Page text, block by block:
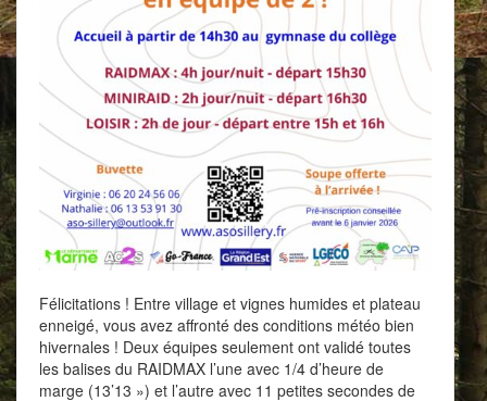
Félicitations ! Entre village et vignes humides et plateau
enneigé, vous avez affronté des conditions météo bien
hivernales ! Deux équipes seulement ont validé toutes
les balises du RAIDMAX l’une avec 1/4 d’heure de
marge (13’13 ») et l’autre avec 11 petites secondes de